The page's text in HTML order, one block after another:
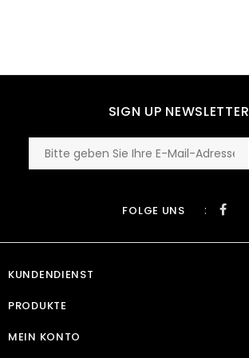
SIGN UP NEWSLETTER
FOLGE UNS :
KUNDENDIENST
PRODUKTE
MEIN KONTO